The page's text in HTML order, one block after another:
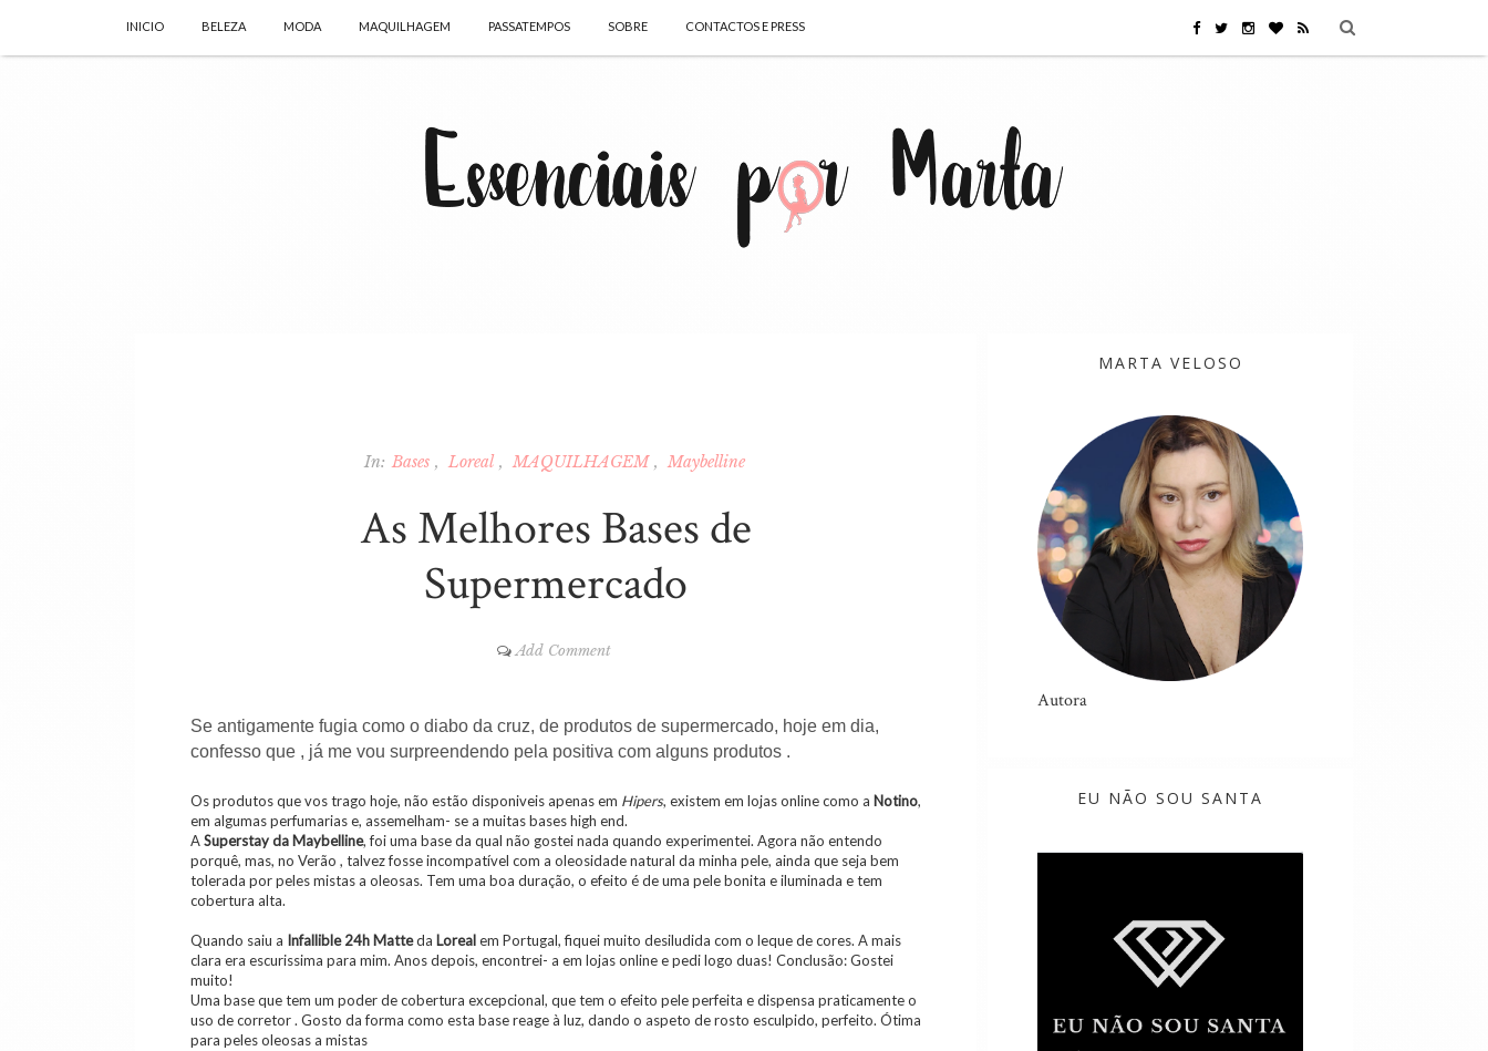
INICIO BELEZA MODA MAQUILHAGEM PASSATEMPOS SOBRE CONTACTOS E PRESS
In: Bases Loreal MAQUILHAGEM Maybelline
As Melhores Bases de
Supermercado
Add Comment
Se antigamente fugia como o diabo da cruz, de produtos de supermercado, hoje em dia,
confesso que , já me vou surpreendendo pela positiva com alguns produtos .
Os produtos que vos trago hoje, não estão disponiveis apenas em Hipers, existem em lojas online como a Notino,
em algumas perfumarias e, assemelham- se a muitas bases high end.
ASuperstay da Maybelline, foi uma base da qual não gostei nada quando experimentei. Agora não entendo
porquê, mas, no Verão , talvez fosse incompatível com a oleosidade natural da minha pele, ainda que seja bem
tolerada por peles mistas a oleosas. Tem uma boa duração, o efeito é de uma pele bonita e iluminada e tem
cobertura alta.
Quando saiu a Infallible 24h Matteda Lorealem Portugal, fiquei muito desiludida com o leque de cores. A mais
clara era escurissima para mim. Anos depois, encontrei- a em lojas online e pedi logo duas! Conclusão: Gostei
muito!
Uma base que tem um poder de cobertura excepcional, que tem o efeito pele perfeita e dispensa praticamente o
uso de corretor . Gosto da forma como esta base reage à luz, dando o aspeto de rosto esculpido, perfeito. Ótima
para peles oleosas a mistas
MARTA VELOSO
Autora
EU NÃO SOU SANTA